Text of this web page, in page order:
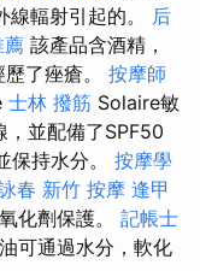
輻射引起的。
后
薦 該產品含酒精，
了痤瘡。 按摩師
士林 撥筋 Solaire敏
，並配備了SPF50
保持水分。 按摩學
春 新竹 按摩 逢甲
化劑保護。 記帳士
可通過水分，軟化